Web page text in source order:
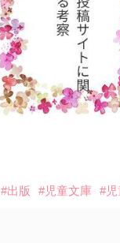
#出版 #児童文庫 #児